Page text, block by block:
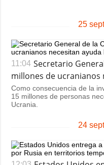
25
11:04 Secretario
millones de
Como consecuencia de la
15 millones de personas
Ucrania.
24